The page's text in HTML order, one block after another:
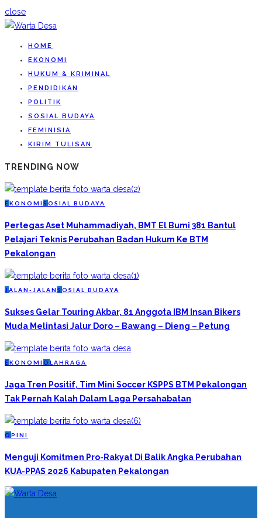
close
HOME
EKONOMI
HUKUM & KRIMINAL
PENDIDIKAN
POLITIK
SOSIAL BUDAYA
FEMINISIA
KIRIM TULISAN
TRENDING NOW
EKONOMI S OSIAL BUDAYA
Pertegas Aset Muhammadiyah, BMT El Bumi 381 Bantul
Pelajari Teknis Perubahan Badan Hukum Ke BTM
Pekalongan
J ALAN-JALAN S OSIAL BUDAYA
Sukses Gelar Touring Akbar, 81 Anggota IBM Insan Bikers
Muda Melintasi Jalur Doro – Bawang – Dieng – Petung
EKONOMI O LAHRAGA
Jaga Tren Positif, Tim Mini Soccer KSPPS BTM Pekalongan
Tak Pernah Kalah Dalam Laga Persahabatan
O PINI
Menguji Komitmen Pro-Rakyat Di Balik Angka Perubahan
KUA-PPAS 2026 Kabupaten Pekalongan